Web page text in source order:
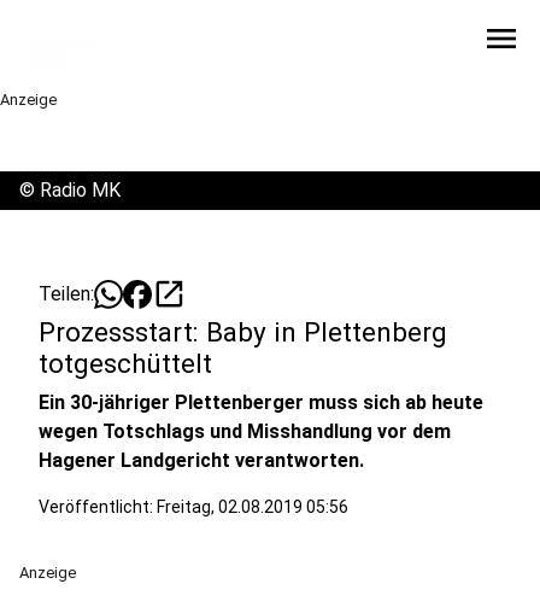
menu
Anzeige
© Radio MK
Teilen: open_in_new
Prozessstart: Baby in Plettenberg
totgeschüttelt
Ein 30-jähriger Plettenberger muss sich ab heute
wegen Totschlags und Misshandlung vor dem
Hagener Landgericht verantworten.
Veröffentlicht: Freitag, 02.08.2019 05:56
Anzeige